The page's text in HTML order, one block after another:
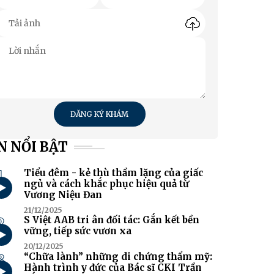
ĐĂNG KÝ KHÁM
NỔI BẬT
Tiểu đêm - kẻ thù thầm lặng của giấc
ngủ và cách khắc phục hiệu quả từ
Vương Niệu Đan
21/12/2025
S Việt AAB tri ân đối tác: Gắn kết bền
vững, tiếp sức vươn xa
20/12/2025
“Chữa lành” những di chứng thẩm mỹ:
Hành trình y đức của Bác sĩ CKI Trần